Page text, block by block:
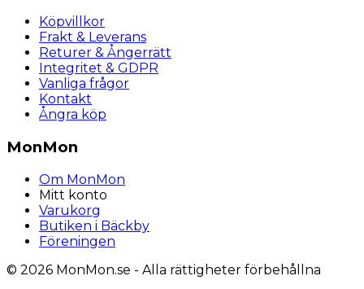
Köpvillkor
Frakt & Leverans
Returer & Ångerrätt
Integritet & GDPR
Vanliga frågor
Kontakt
Ångra köp
MonMon
Om MonMon
Mitt konto
Varukorg
Butiken i Bäckby
Föreningen
© 2026 MonMon.se - Alla rättigheter förbehållna